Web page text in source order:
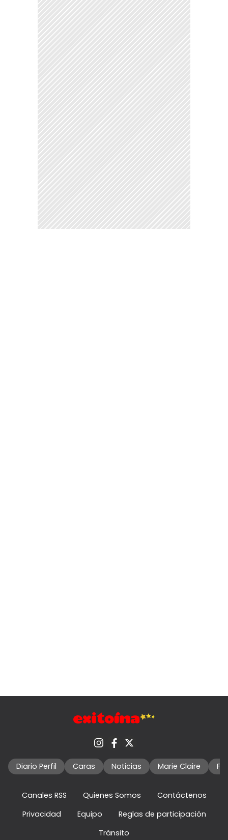
Diario Perfil Caras Noticias Marie Claire
Canales RSS Quienes Somos
Contáctenos
Privacidad
Equipo
Reglas de participación
Tránsito